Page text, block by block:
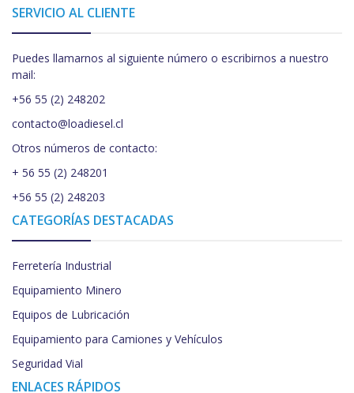
SERVICIO AL CLIENTE
Puedes llamarnos al siguiente número o escribirnos a nuestro
mail:
+56 55 (2) 248202
contacto@loadiesel.cl
Otros números de contacto:
+ 56 55 (2) 248201
+56 55 (2) 248203
CATEGORÍAS DESTACADAS
Ferretería Industrial
Equipamiento Minero
Equipos de Lubricación
Equipamiento para Camiones y Vehículos
Seguridad Vial
ENLACES RÁPIDOS